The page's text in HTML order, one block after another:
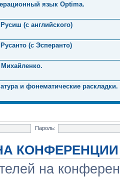
язык Optima.
(с английского)
(с Эсперанто)
и фонематические раскладки.
Пароль:
КОНФЕРЕНЦИИ
на